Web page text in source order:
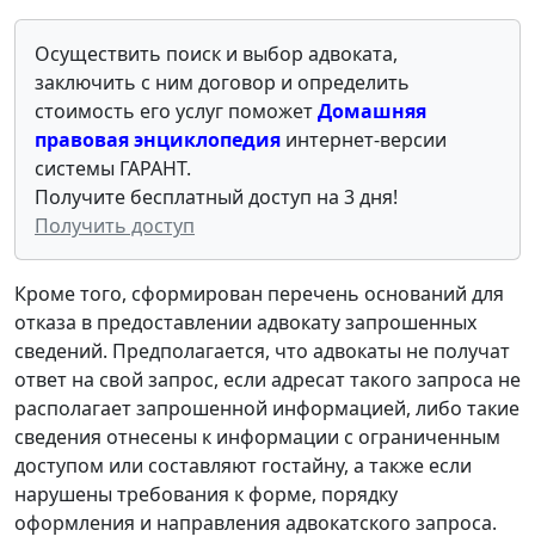
Осуществить поиск и выбор адвоката,
заключить с ним договор и определить
стоимость его услуг поможетДомашняя
правовая энциклопедия интернет-версии
системы ГАРАНТ.
Получите бесплатный доступ на 3 дня!
Получить доступ
Кроме того, сформирован перечень оснований для
отказа в предоставлении адвокату запрошенных
сведений. Предполагается, что адвокаты не получат
ответ на свой запрос, если адресат такого запроса не
располагает запрошенной информацией, либо такие
сведения отнесены к информации с ограниченным
доступом или составляют гостайну, а также если
нарушены требования к форме, порядку
оформления и направления адвокатского запроса.